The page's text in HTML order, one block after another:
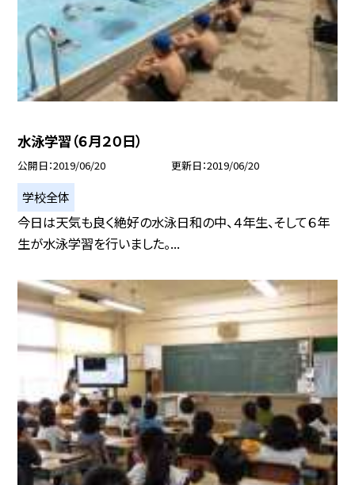
水泳学習（６月２０日）
公開日 2019/06/20 更新日 2019/06/20
学校全体
今日は天気も良く絶好の水泳日和の中、４年生、そして６年
生が水泳学習を行いました。...